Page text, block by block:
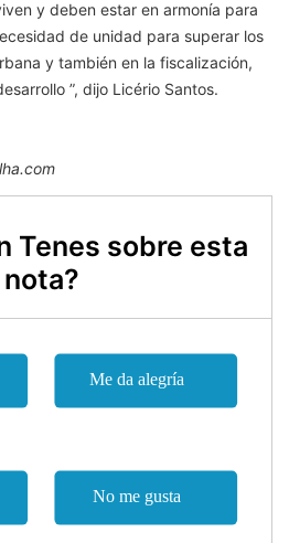
y deben estar en armonía para
de unidad para superar los
y también en la fiscalización,
”, dijo Licério Santos.
Tenes sobre esta
nota?